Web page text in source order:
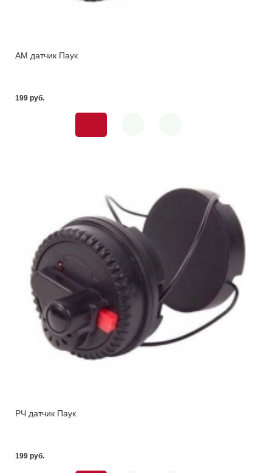
АМ датчик Паук
199 pуб.
РЧ датчик Паук
199 pуб.